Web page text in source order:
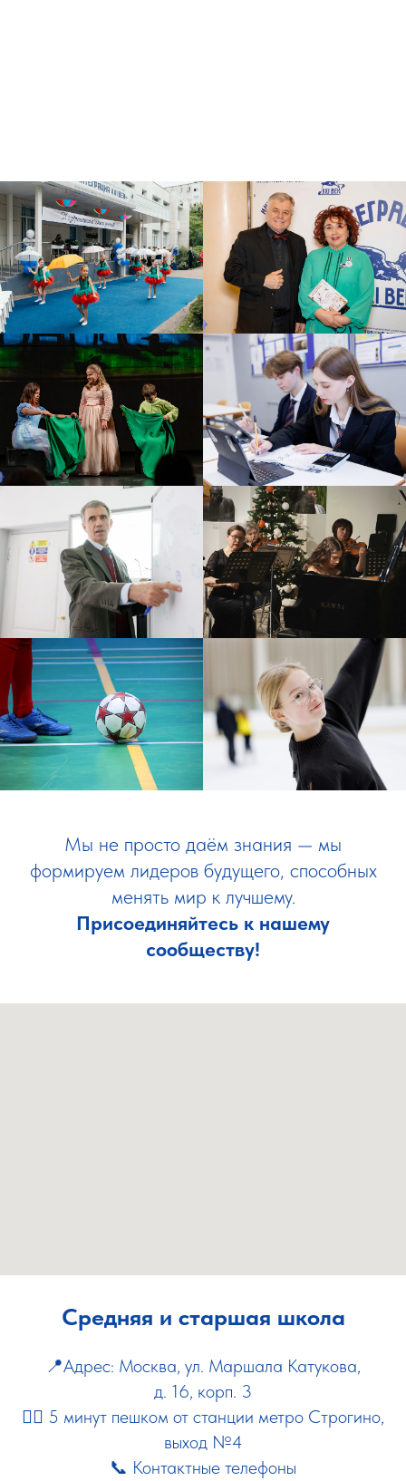
Мы не просто даём знания — мы
формируем лидеров будущего, способных
менять мир к лучшему.
Присоединяйтесь к нашему
сообществу!
Средняя и старшая школа
📍Адрес: Москва, ул. Маршала Катукова,
д. 16, корп. 3
🚶‍♂️ 5 минут пешком от станции метро Строгино,
выход №4
📞 Контактные телефоны